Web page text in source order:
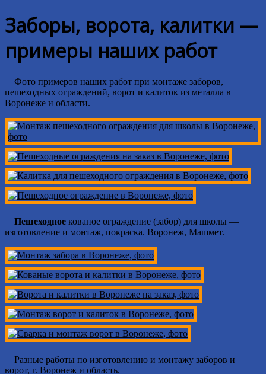
Заборы, ворота, калитки —
примеры наших работ
Фото примеров наших работ при монтаже заборов,
пешеходных ограждений, ворот и калиток из металла в
Воронеже и области.
Пешеходное кованое ограждение (забор) для школы —
изготовление и монтаж, покраска. Воронеж, Машмет.
Разные работы по изготовлению и монтажу заборов и
ворот, г. Воронеж и область.